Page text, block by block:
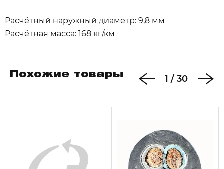
Расчётный наружный диаметр: 9,8 мм
Расчётная масса: 168 кг/км
Похожие товары 1 / 30